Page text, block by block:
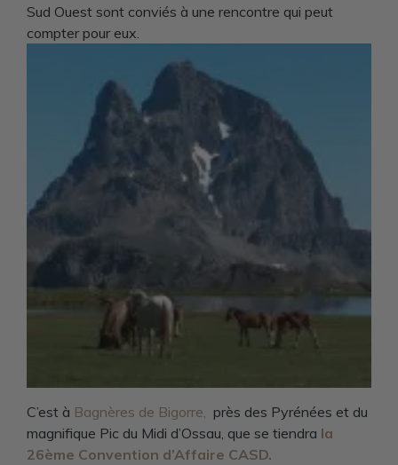
Sud Ouest sont conviés à une rencontre qui peut
compter pour eux.
C’est à Bagnères de Bigorre, près des Pyrénées et du
magnifique Pic du Midi d’Ossau, que se tiendra la
26ème Convention d’Affaire CASD.